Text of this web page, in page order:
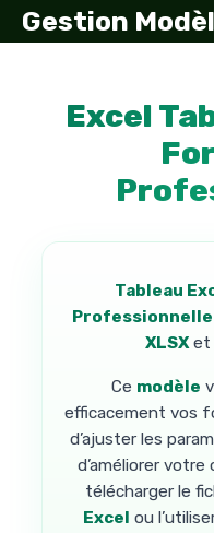
AllerGestion
Excel
Tableau
Professionnelle
XLSXet
Ce modèle
efficacement vos
d’ajuster les
d’améliorer
télécharger le
Excel ou